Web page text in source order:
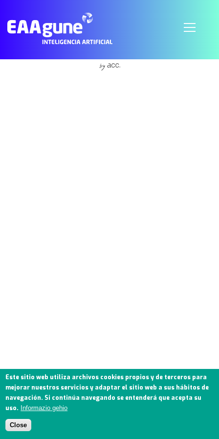
© 2021 EAAgune.Aviso legal Política de privacidad
Este sitio web utiliza archivos cookies propios y de terceros para
mejorar nuestros servicios y adaptar el sitio web a sus hábitos de
navegación. Si continúa navegando se entenderá que acepta su
uso. Informazio gehio
Close